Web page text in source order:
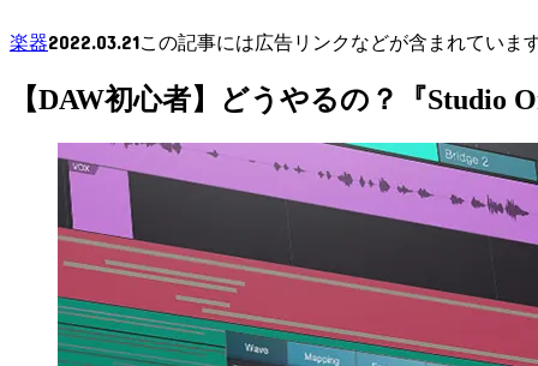
楽器2022.03.21この記事には広告リンクなどが含まれていま
【DAW初心者】どうやるの？『Studio